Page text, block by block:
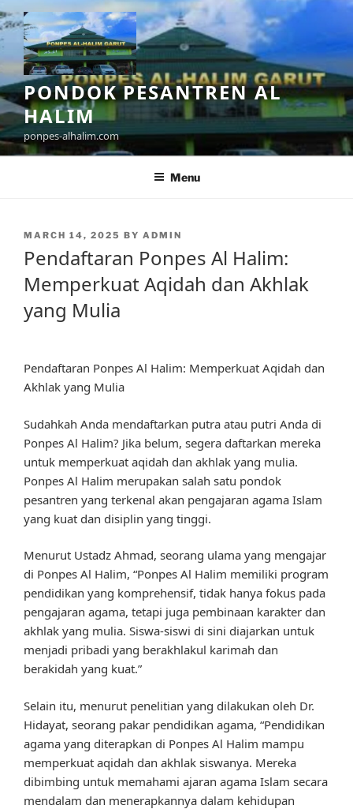
Skip
to
content
PONDOK PESANTREN AL
HALIM
ponpes-alhalim.com
Menu
POSTED
MARCH 14, 2025 BY ADMIN
Pendaftaran Ponpes Al Halim:
Memperkuat Aqidah dan Akhlak
yang Mulia
Pendaftaran Ponpes Al Halim: Memperkuat Aqidah dan
Akhlak yang Mulia
Sudahkah Anda mendaftarkan putra atau putri Anda di
Ponpes Al Halim? Jika belum, segera daftarkan mereka
untuk memperkuat aqidah dan akhlak yang mulia.
Ponpes Al Halim merupakan salah satu pondok
pesantren yang terkenal akan pengajaran agama Islam
yang kuat dan disiplin yang tinggi.
Menurut Ustadz Ahmad, seorang ulama yang mengajar
di Ponpes Al Halim, “Ponpes Al Halim memiliki program
pendidikan yang komprehensif, tidak hanya fokus pada
pengajaran agama, tetapi juga pembinaan karakter dan
akhlak yang mulia. Siswa-siswi di sini diajarkan untuk
menjadi pribadi yang berakhlakul karimah dan
berakidah yang kuat.”
Selain itu, menurut penelitian yang dilakukan oleh Dr.
Hidayat, seorang pakar pendidikan agama, “Pendidikan
agama yang diterapkan di Ponpes Al Halim mampu
memperkuat aqidah dan akhlak siswanya. Mereka
dibimbing untuk memahami ajaran agama Islam secara
mendalam dan menerapkannya dalam kehidupan